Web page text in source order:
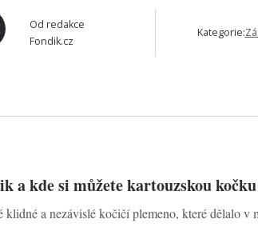
Od redakce
Fondik.cz
Kategorie:
a kde si můžete kartouzskou
klidné a nezávislé kočičí plemeno, které dělalo